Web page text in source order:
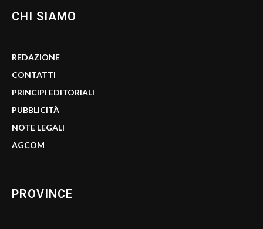
CHI SIAMO
REDAZIONE
CONTATTI
PRINCIPI EDITORIALI
PUBBLICITÀ
NOTE LEGALI
AGCOM
PROVINCE